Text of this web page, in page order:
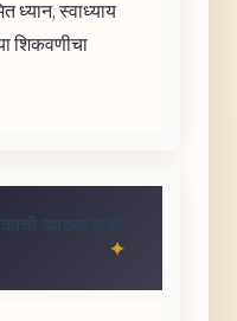
ध्यान, स्वाध्याय
शिकवणीचा
व्याख्या कशी